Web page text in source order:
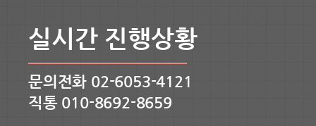
실시간 진행상황
문의전화 02-6053-4121
직통 010-8692-8659